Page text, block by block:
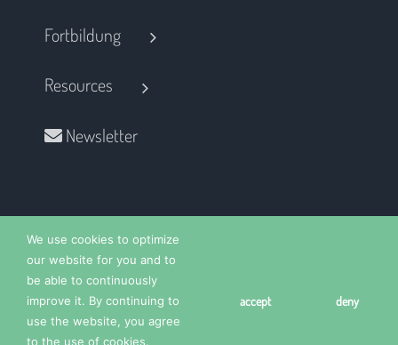
Fortbildung
Resources
Newsletter
Copyright 2025 |Site notice
We use cookies to optimize
our website for you and to
be able to continuously
improve it. By continuing to
use the website, you agree
to the use of cookies.
accept deny